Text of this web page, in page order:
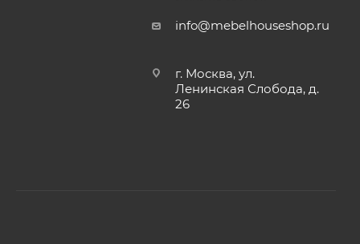
info@mebelhouseshop.ru
г. Москва, ул.
Ленинская Слобода, д.
26